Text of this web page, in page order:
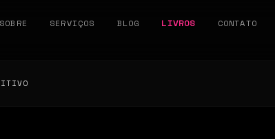
SOBRE SERVIÇOS BLOG LIVROS CONTATO